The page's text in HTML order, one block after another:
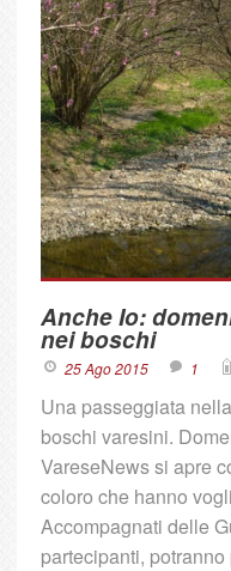
Anche Io:
nei boschi
25 Ago 2015 1
Una passeggiata
boschi varesini.
VareseNews si apre
coloro che hanno
Accompagnati delle
partecipanti,